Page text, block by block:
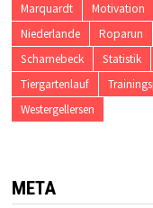
Marquardt
Motivation
Niederlande
Roparun
Scharnebeck
Statistik
Tiergartenlauf
Westergellersen
META